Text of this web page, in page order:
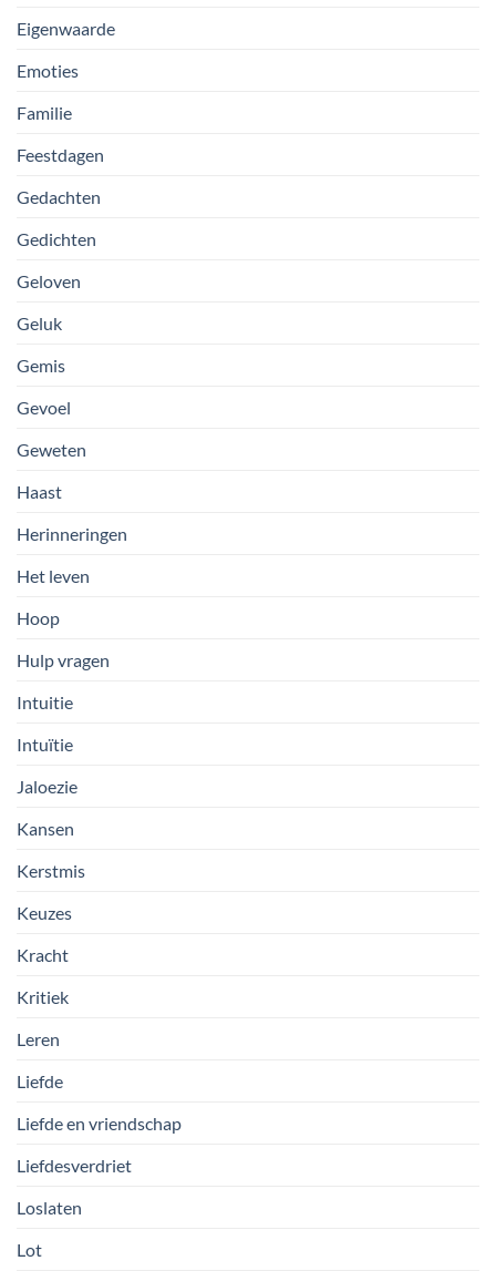
Eigenwaarde
Emoties
Familie
Feestdagen
Gedachten
Gedichten
Geloven
Geluk
Gemis
Gevoel
Geweten
Haast
Herinneringen
Het leven
Hoop
Hulp vragen
Intuitie
Intuïtie
Jaloezie
Kansen
Kerstmis
Keuzes
Kracht
Kritiek
Leren
Liefde
Liefde en vriendschap
Liefdesverdriet
Loslaten
Lot